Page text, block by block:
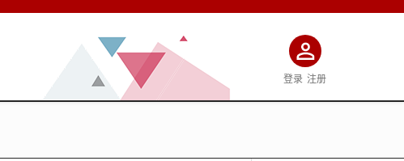
登录 注册